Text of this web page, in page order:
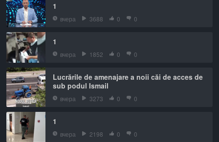
1
вчера 3688 0 0
1
вчера 1852 0 0
Lucrările de amenajare a noii căi de acces de
sub podul Ismail
вчера 3273 0 0
1
вчера 2198 0 0